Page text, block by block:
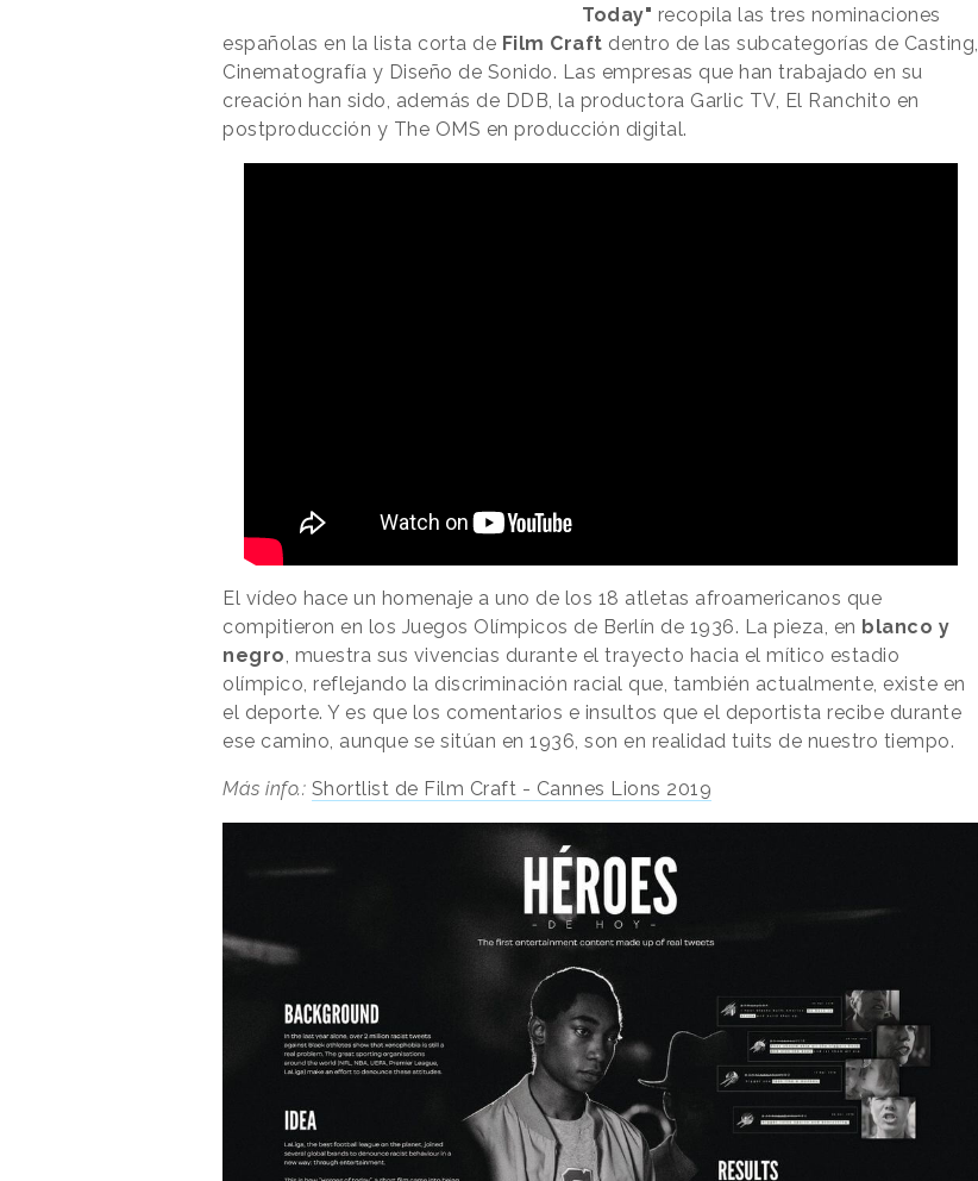
Today" recopila las tres nominaciones
españolas en la lista corta de Film Craft dentro de las subcategorías de Casting,
Cinematografía y Diseño de Sonido. Las empresas que han trabajado en su
creación han sido, además de DDB, la productora Garlic TV, El Ranchito en
postproducción y The OMS en producción digital.
El vídeo hace un homenaje a uno de los 18 atletas afroamericanos que
compitieron en los Juegos Olímpicos de Berlín de 1936. La pieza, en blanco y
negro, muestra sus vivencias durante el trayecto hacia el mítico estadio
olímpico, reflejando la discriminación racial que, también actualmente, existe en
el deporte. Y es que los comentarios e insultos que el deportista recibe durante
ese camino, aunque se sitúan en 1936, son en realidad tuits de nuestro tiempo.
Más info.: Shortlist de Film Craft - Cannes Lions 2019